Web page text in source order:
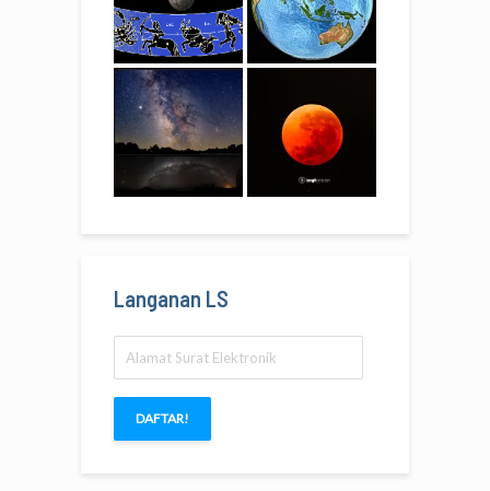
Langanan LS
Surat
Elektronik
DAFTAR!